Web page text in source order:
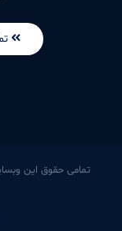
تمامی حقوق این